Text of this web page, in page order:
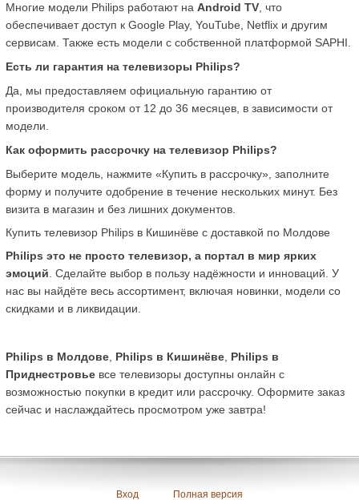
Многие модели Philips работают на Android TV , что
обеспечивает доступ к Google Play, YouTube, Netflix и другим
сервисам. Также есть модели с собственной платформой SAPHI.
Есть ли гарантия на телевизоры Philips?
Да, мы предоставляем официальную гарантию от
производителя сроком от 12 до 36 месяцев, в зависимости от
модели.
Как оформить рассрочку на телевизор Philips?
Выберите модель, нажмите «Купить в рассрочку», заполните
форму и получите одобрение в течение нескольких минут. Без
визита в магазин и без лишних документов.
Купить телевизор Philips в Кишинёве с доставкой по Молдове
Philips это не просто телевизор, а портал в мир ярких
эмоций . Сделайте выбор в пользу надёжности и инноваций. У
нас вы найдёте весь ассортимент, включая новинки, модели со
скидками и в ликвидации.
Philips в Молдове Philips в Кишинёве Philips в
Приднестровье все телевизоры доступны онлайн с
возможностью покупки в кредит или рассрочку. Оформите заказ
сейчас и наслаждайтесь просмотром уже завтра!
Вход Полная версия